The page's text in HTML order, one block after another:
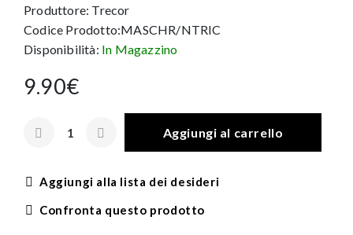
Produttore: Trecor
Codice Prodotto:MASCHR/NTRIC
Disponibilità: In Magazzino
9.90€
Aggiungi al carrello
Aggiungi alla lista dei desideri
Confronta questo prodotto